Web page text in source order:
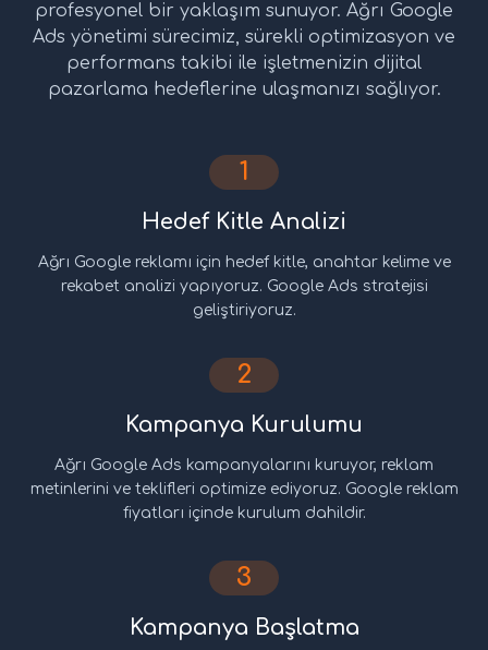
profesyonel bir yaklaşım sunuyor. Ağrı Google
Ads yönetimi sürecimiz, sürekli optimizasyon ve
performans takibi ile işletmenizin dijital
pazarlama hedeflerine ulaşmanızı sağlıyor.
1
Hedef Kitle Analizi
Ağrı Google reklamı için hedef kitle, anahtar kelime ve
rekabet analizi yapıyoruz. Google Ads stratejisi
geliştiriyoruz.
2
Kampanya Kurulumu
Ağrı Google Ads kampanyalarını kuruyor, reklam
metinlerini ve teklifleri optimize ediyoruz. Google reklam
fiyatları içinde kurulum dahildir.
3
Kampanya Başlatma